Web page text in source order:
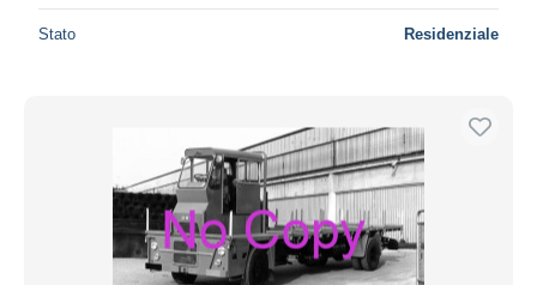
Stato Residenziale